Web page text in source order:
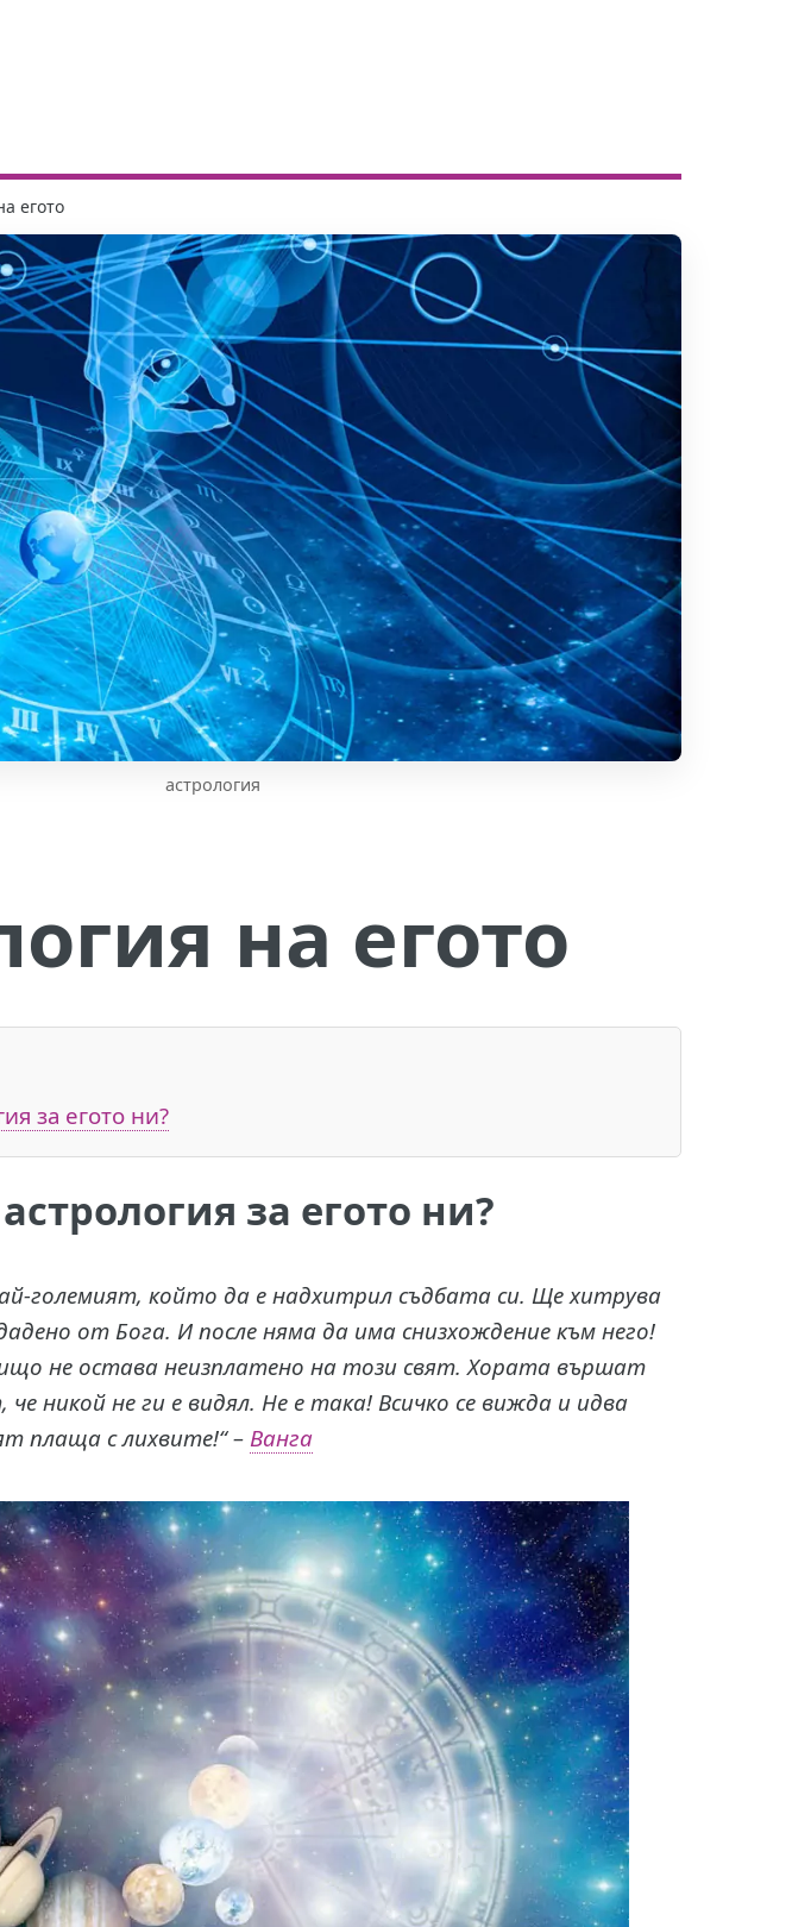
егото
астрология
на егото
за егото ни?
за егото ни?
големият, който да е надхитрил съдбата си. Ще хитрува
от Бога. И после няма да има снизхождение към него!
не остава неизплатено на този свят. Хората вършат
никой не ги е видял. Не е така! Всичко се вижда и идва
плаща с лихвите!“ –Ванга